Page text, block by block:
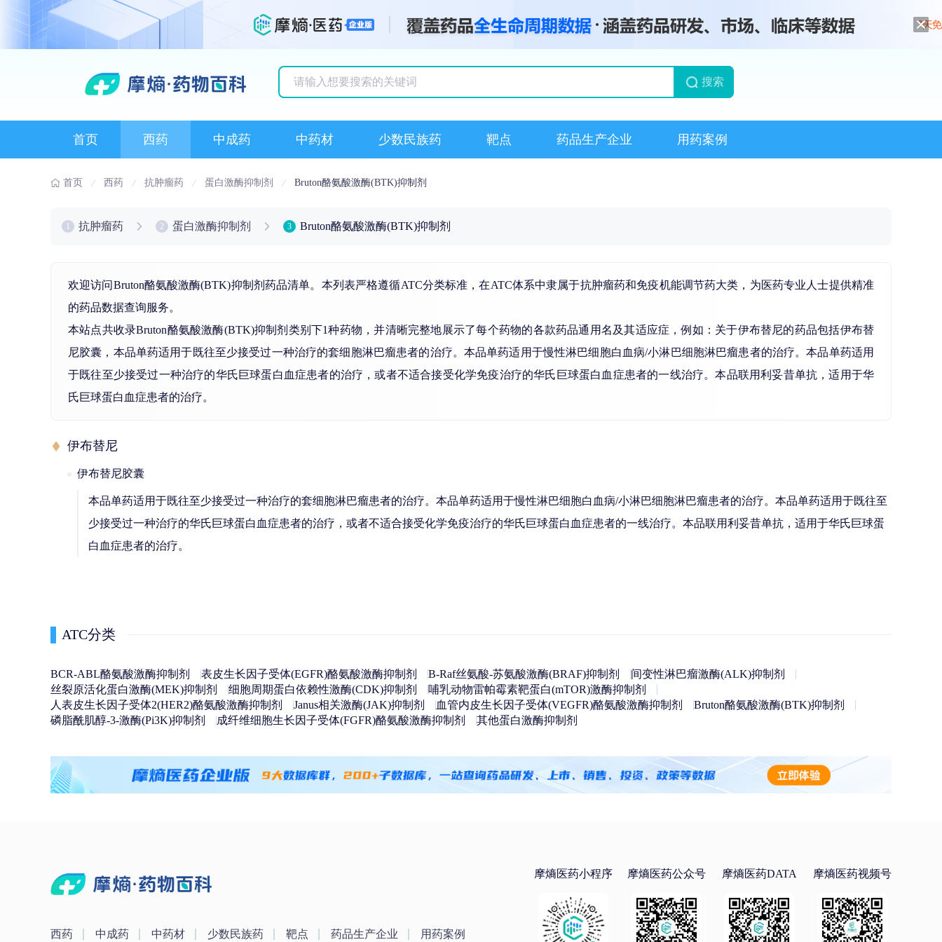
搜索
首页 西药 中成药 中药材 少数民族药 靶点 药品生产企业 用药案例
首页 西药 抗肿瘤药 蛋白激酶抑制剂 Bruton酪氨酸激酶(BTK)抑制剂
抗肿瘤药 2 蛋白激酶抑制剂 3 Bruton酪氨酸激酶(BTK)抑制剂
欢迎访问Bruton酪氨酸激酶(BTK)抑制剂药品清单。本列表严格遵循ATC分类标准，在ATC体系中隶属于抗肿瘤药和免疫机能调节药大类，为医药专业人士提供精准
的药品数据查询服务。
本站点共收录Bruton酪氨酸激酶(BTK)抑制剂类别下1种药物，并清晰完整地展示了每个药物的各款药品通用名及其适应症，例如：关于伊布替尼的药品包括伊布替
尼胶囊，本品单药适用于既往至少接受过一种治疗的套细胞淋巴瘤患者的治疗。本品单药适用于慢性淋巴细胞白血病/小淋巴细胞淋巴瘤患者的治疗。本品单药适用
于既往至少接受过一种治疗的华氏巨球蛋白血症患者的治疗，或者不适合接受化学免疫治疗的华氏巨球蛋白血症患者的一线治疗。本品联用利妥昔单抗，适用于华
氏巨球蛋白血症患者的治疗。
伊布替尼
伊布替尼胶囊
本品单药适用于既往至少接受过一种治疗的套细胞淋巴瘤患者的治疗。本品单药适用于慢性淋巴细胞白血病/小淋巴细胞淋巴瘤患者的治疗。本品单药适用于既往至
少接受过一种治疗的华氏巨球蛋白血症患者的治疗，或者不适合接受化学免疫治疗的华氏巨球蛋白血症患者的一线治疗。本品联用利妥昔单抗，适用于华氏巨球蛋
白血症患者的治疗。
ATC分类
BCR-ABL酪氨酸激酶抑制剂 表皮生长因子受体(EGFR)酪氨酸激酶抑制剂 B-Raf丝氨酸-苏氨酸激酶(BRAF)抑制剂
间变性淋巴瘤激酶(ALK)抑制剂
丝裂原活化蛋白激酶(MEK)抑制剂
细胞周期蛋白依赖性激酶(CDK)抑制剂
哺乳动物雷帕霉素靶蛋白(mTOR)激酶抑制剂
人表皮生长因子受体2(HER2)酪氨酸激酶抑制剂
Janus相关激酶(JAK)抑制剂 血管内皮生长因子受体(VEGFR)酪氨酸激酶抑制剂
Bruton酪氨酸激酶(BTK)抑制剂
磷脂酰肌醇-3-激酶(Pi3K)抑制剂
成纤维细胞生长因子受体(FGFR)酪氨酸激酶抑制剂 其他蛋白激酶抑制剂
西药 中成药 中药材 少数民族药 靶点 药品生产企业 用药案例
摩熵医药小程序 摩熵医药公众号 摩熵医药DATA 摩熵医药视频号